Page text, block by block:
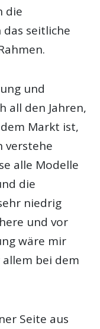
die
seitliche
und
all den Jahren,
Markt ist,
verstehe
alle Modelle
die
niedrig
und vor
wäre mir
bei dem
Seite aus